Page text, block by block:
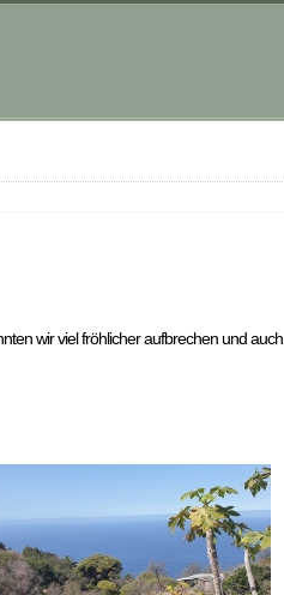
wir viel fröhlicher aufbrechen und auch